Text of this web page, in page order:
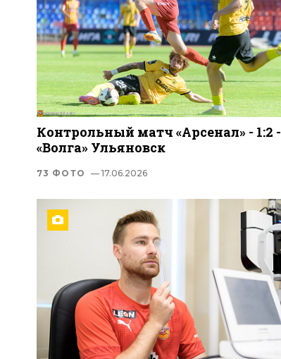
Контрольный матч «Арсенал» - 1:2 -
«Волга» Ульяновск
73 ФОТО — 17.06.2026